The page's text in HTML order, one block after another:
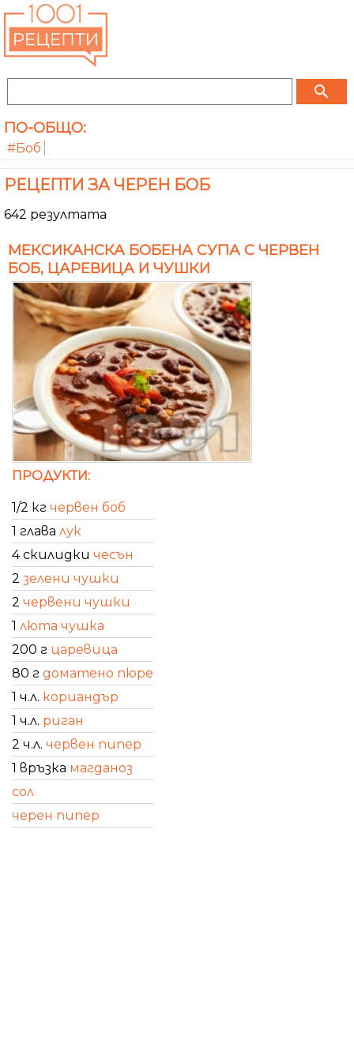
search
ПО-ОБЩО:
#Боб
РЕЦЕПТИ ЗА ЧЕРЕН БОБ
642 резултата
МЕКСИКАНСКА БОБЕНА СУПА С ЧЕРВЕН
БОБ, ЦАРЕВИЦА И ЧУШКИ
ПРОДУКТИ:
1/2 кг червен боб
1 глава лук
4 скилидки чесън
2 зелени чушки
2 червени чушки
1 люта чушка
200 г царевица
80 г доматено пюре
1 ч.л. кориандър
1 ч.л. риган
2 ч.л. червен пипер
1 връзка магданоз
сол
черен пипер